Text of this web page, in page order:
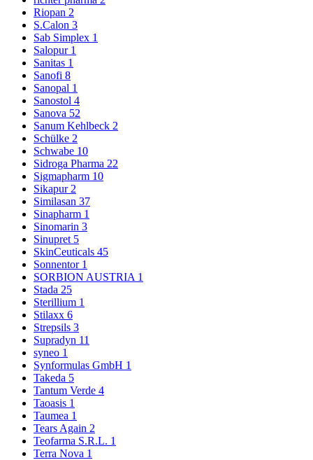
Riopan 2
S.Calon 3
Sab Simplex 1
Salopur 1
Sanitas 1
Sanofi 8
Sanopal 1
Sanostol 4
Sanova 52
Sanum Kehlbeck 2
Schülke 2
Schwabe 10
Sidroga Pharma 22
Sigmapharm 10
Sikapur 2
Similasan 37
Sinapharm 1
Sinomarin 3
Sinupret 5
SkinCeuticals 45
Sonnentor 1
SORBION AUSTRIA 1
Stada 25
Sterillium 1
Stilaxx 6
Strepsils 3
Supradyn 11
syneo 1
Synformulas GmbH 1
Takeda 5
Tantum Verde 4
Taoasis 1
Taumea 1
Tears Again 2
Teofarma S.R.L. 1
Terra Nova 1